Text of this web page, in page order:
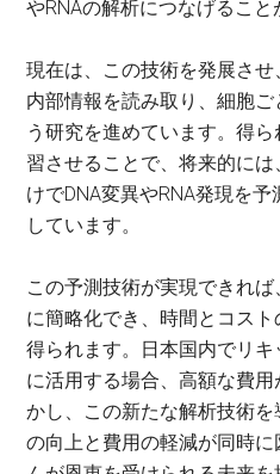
やRNAの解析につなげること
現在は、この技術を発展さ
内部情報を読み取り、細胞
う研究を進めています。得
習させることで、将来的に
けでDNA変異やRNA発現を
しています。
この予測技術が実現できれ
に簡略化でき、時間とコス
得られます。日本国内でリ
に活用する場合、高額な費
かし、この新たな解析技術
の向上と費用の軽減が同時